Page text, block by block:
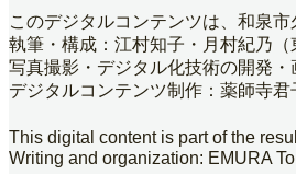
このデジタルコンテンツは、和泉
執筆・構成：江村知子・月村紀乃
写真撮影・デジタル化技術の開発・
デジタルコンテンツ制作：薬師寺君
This digital content is part of the
Writing and organization: EMURA